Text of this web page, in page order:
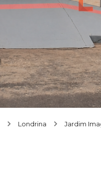
Londrina Jardim